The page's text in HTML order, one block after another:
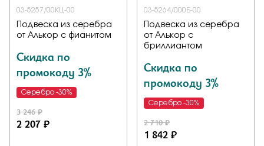
03-5257/00КЦ-00
Подвеска из серебра
от Алькор с фианитом
Скидка по
промокоду 3%
Серебро -30%
3 246 ₽
2 207 ₽
03-5264/000Б-00
Подвеска из серебра
от Алькор с
бриллиантом
Скидка по
промокоду 3%
Серебро -30%
2 710 ₽
1 842 ₽